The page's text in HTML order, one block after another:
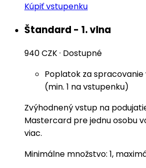
Kúpiť vstupenku
Štandard - 1. vlna
940 CZK· Dostupné
Poplatok za spracovanie
(min. 1 na vstupenku)
Zvýhodnený vstup na
Mastercard pre jednu osobu
viac.
Minimálne množstvo: 1,